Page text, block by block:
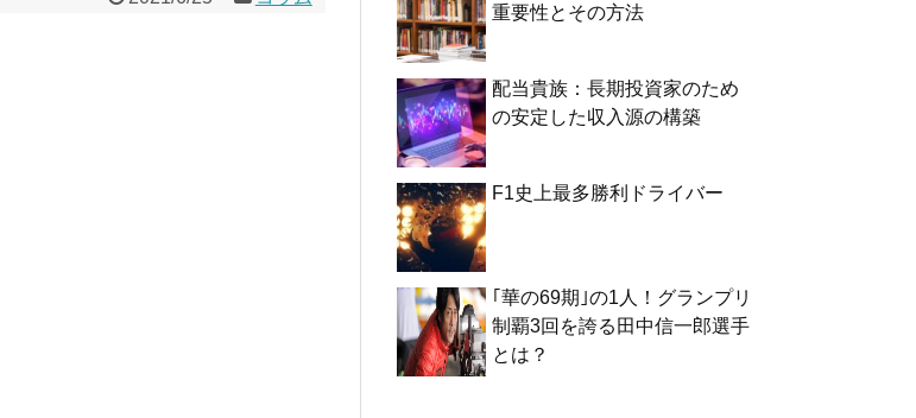
重要性とその方法
配当貴族：長期投資家のため
の安定した収入源の構築
F1史上最多勝利ドライバー
｢華の69期｣の1人！グランプリ
制覇3回を誇る田中信一郎選手
とは？